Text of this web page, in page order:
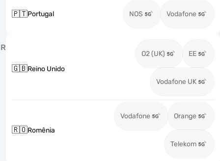
🇵🇹Portugal NOS Vodafone
R
🇬🇧Reino Unido
O2 (UK) EE
Vodafone UK
🇷🇴Romênia
Vodafone Orange
Telekom